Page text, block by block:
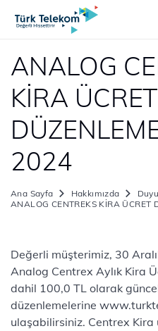
ANALOG
KİRA ÜCRET
2024
Ana Sayfa Hakkımızda
ANALOG CENTREKS KİRA ÜCRET
Değerli müşterimiz, 30
Analog Centrex Aylık Kira
dahil 100,0 TL olarak
düzenlemelerine
ulaşabilirsiniz. Centrex